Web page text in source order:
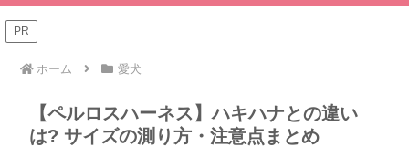
PR
ホーム 愛犬
【ペルロスハーネス】ハキハナとの違い
は? サイズの測り方・注意点まとめ